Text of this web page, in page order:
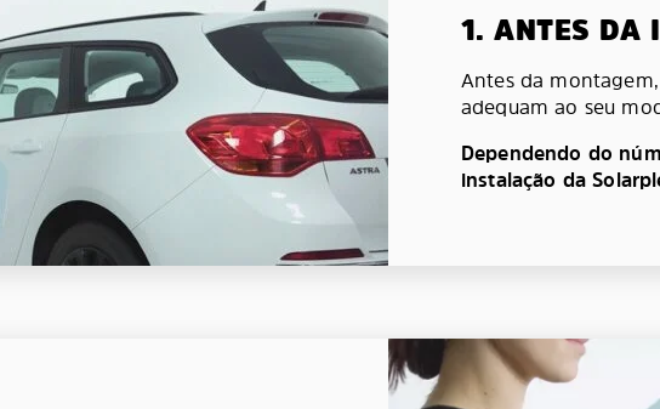
1. ANTES DA
Antes da
adequam ao seu
Dependendo do
instalação da